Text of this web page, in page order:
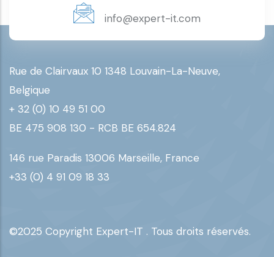
info@expert-it.com
Rue de Clairvaux 10 1348 Louvain-La-Neuve,
Belgique
+ 32 (0) 10 49 51 00
BE 475 908 130 - RCB BE 654.824
146 rue Paradis 13006 Marseille, France
+33 (0) 4 91 09 18 33
©2025 Copyright Expert-IT . Tous droits réservés.